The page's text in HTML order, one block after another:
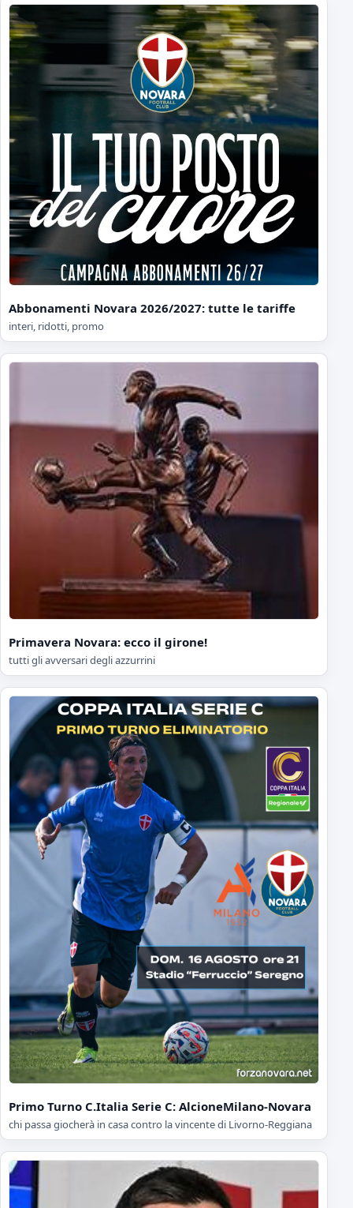
Abbonamenti Novara 2026/2027: tutte le tariffe
interi, ridotti, promo
Primavera Novara: ecco il girone!
tutti gli avversari degli azzurrini
Primo Turno C.Italia Serie C: AlcioneMilano-Novara
chi passa giocherà in casa contro la vincente di Livorno-Reggiana